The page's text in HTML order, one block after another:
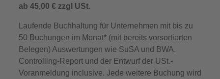
ab 45,00 € zzgl USt.
Laufende Buchhaltung für Unternehmen mit bis zu
50 Buchungen im Monat* (mit bereits vorsortierten
Belegen) Auswertungen wie SuSA und BWA,
Controlling‐Report und der Entwurf der USt.‐
Voranmeldung inclusive. Jede weitere Buchung wird